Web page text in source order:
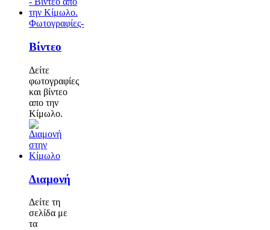
Φωτογραφίες-
Βίντεο
Δείτε
φωτογραφίες
και βίντεο
απο την
Κίμωλο.
Διαμονή
Δείτε τη
σελίδα με
τα